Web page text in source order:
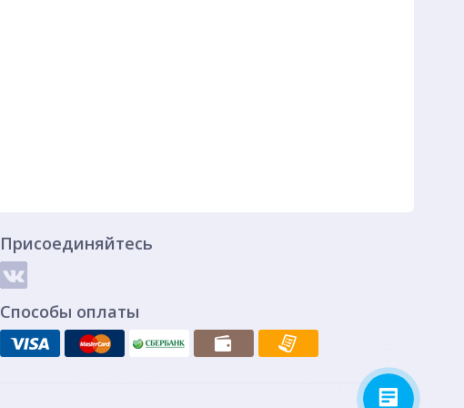
Присоединяйтесь
Способы оплаты